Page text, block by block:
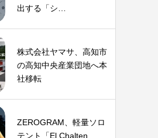
出する「シ…
株式会社ヤマサ、高知市
の高知中央産業団地へ本
社移転
ZEROGRAM、軽量ソロ
テント「El Chalten